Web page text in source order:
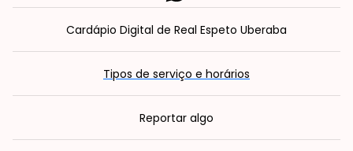
Cardápio Digital de Real Espeto Uberaba
Tipos de serviço e horários
Reportar algo